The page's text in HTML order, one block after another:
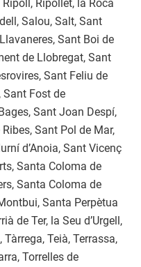
Ripollet, la Roca
Salou, Salt, Sant
Sant Boi de
de Llobregat, Sant
Sant Feliu de
Sant Fost de
Sant Joan Despí,
Sant Pol de Mar,
d’Anoia, Sant Vicenç
Santa Coloma de
Santa Coloma de
Santa Perpètua
de Ter, la Seu d’Urgell,
Teià, Terrassa,
Torrelles de